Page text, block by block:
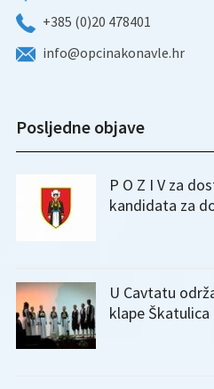
+385 (0)20 478401
info@opcinakonavle.hr
Posljedne objave
P O Z I V za
kandidata za
U Cavtatu
klape Škatulica